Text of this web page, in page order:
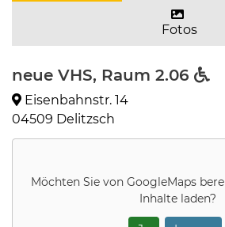
Fotos
neue VHS, Raum 2.06
Eisenbahnstr. 14
04509 Delitzsch
Möchten Sie von GoogleMaps
Inhalte laden?